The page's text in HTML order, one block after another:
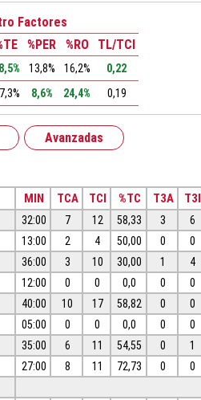
Factores
%PER %RO TL/TCI
13,8% 16,2%
0,22
8,6% 24,4% 0,19
Avanzadas
MIN TCA TCI %TC T3A T3I
32:00 7 12 58,33 3
6
13:00 2 4 50,00 0
0
36:00 3 10 30,00 1
4
12:00 0 0 0,0 0
0
40:00 10 17 58,82 0
0
05:00 0 0 0,0 0
0
35:00 6 11 54,55 0
1
27:00 8 11 72,73 0
0